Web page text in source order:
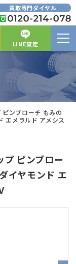
買取専門ダイヤル
LINE査定
ンブローチ もみの
エメラルド アメシス
ピンブロー
イヤモンド エ